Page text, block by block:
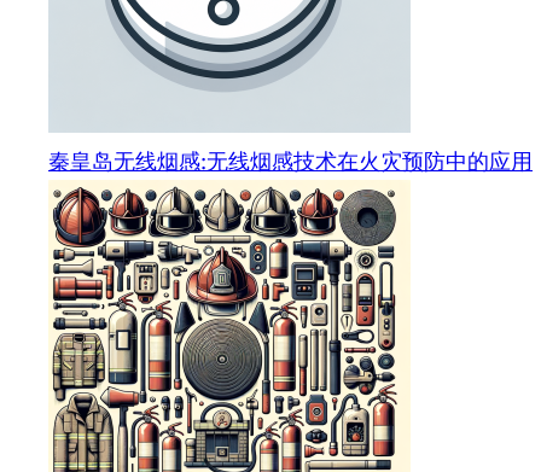
秦皇岛无线烟感:无线烟感技术在火灾预防中的应用